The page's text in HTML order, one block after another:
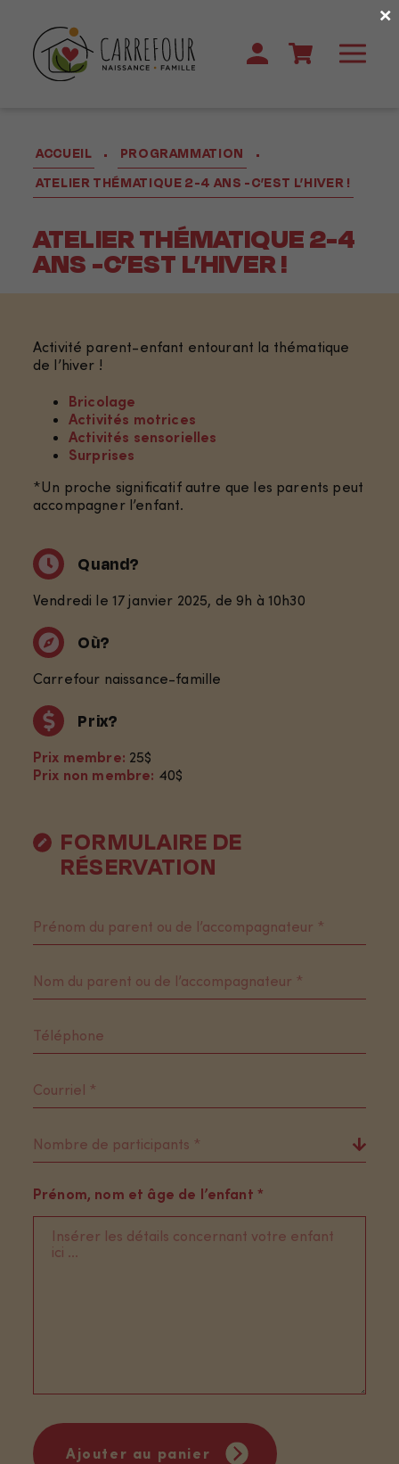
ACCUEIL • PROGRAMMATION
•
ATELIER THÉMATIQUE 2-4 ANS -C’EST L’HIVER !
ATELIER THÉMATIQUE 2-4
ANS -C’EST L’HIVER !
Activité parent-enfant entourant la thématique
de l’hiver !
Bricolage
Activités motrices
Activités sensorielles
Surprises
*Un proche significatif autre que les parents peut
accompagner l’enfant.
Quand?
Vendredi le 17 janvier 2025, de 9h à 10h30
Où?
Carrefour naissance-famille
Prix?
Prix membre: 25$
Prix non membre: 40$
FORMULAIRE DE
RÉSERVATION
Prénom, nom et âge de l’enfant *
Ajouter au panier
×